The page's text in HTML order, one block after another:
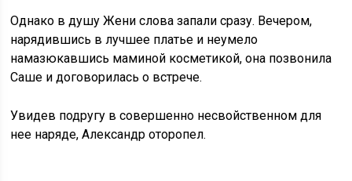
Однако в душу Жени слова запали сразу. Вечером,
нарядившись в лучшее платье и неумело
намазюкавшись маминой косметикой, она позвонила
Саше и договорилась о встрече.
Увидев подругу в совершенно несвойственном для
нее наряде, Александр оторопел.